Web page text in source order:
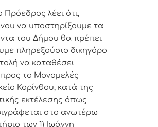
Πρόεδρος λέει ότι,
να υποστηρίξουμε τα
του Δήμου θα πρέπει
πληρεξούσιο δικηγόρο
να καταθέσει
το Μονομελές
Κορίνθου, κατά της
εκτέλεσης όπως
στο ανωτέρω
των 1) Ιωάννη